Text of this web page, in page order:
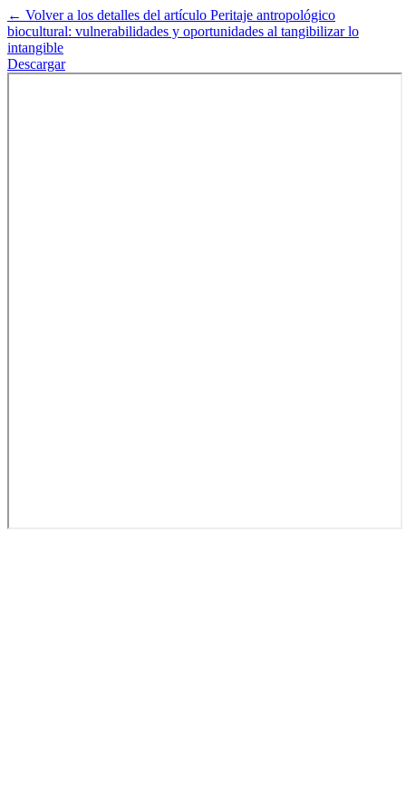
← Volver a los detalles del artículo Peritaje antropológico
biocultural: vulnerabilidades y oportunidades al tangibilizar lo
intangible
Descargar